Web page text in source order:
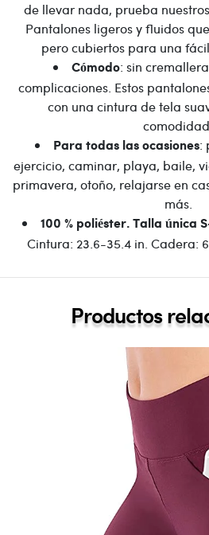
de llevar nada, prueba
Pantalones ligeros y fluidos
pero cubiertos para una
Cómodo: sin
complicaciones. Estos
con una cintura de tela
comodidad.
Para todas las ocasiones:
ejercicio, caminar, playa, baile,
primavera, otoño, relajarse en
más.
100 % poliéster. Talla única
Cintura: 23.6-35.4 in. Cadera:
Productos